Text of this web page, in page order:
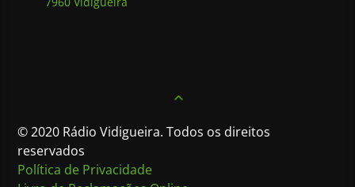
© 2020 Rádio Vidigueira. Todos os direitos
reservados
Política de Privacidade